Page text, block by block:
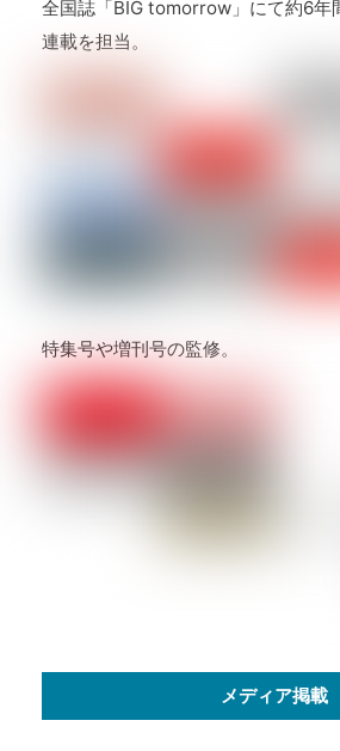
全国誌「BIG tomorrow」にて約6年
連載を担当。
特集号や増刊号の監修。
メディア掲載